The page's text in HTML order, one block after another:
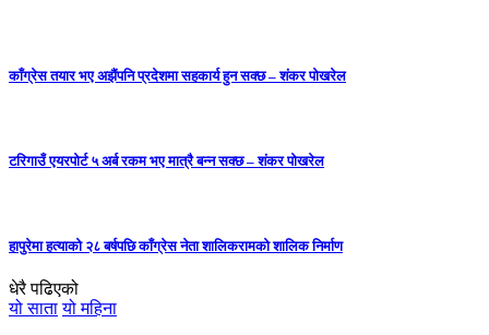
काँग्रेस तयार भए अझैंपनि प्रदेशमा सहकार्य हुन सक्छ – शंकर पोखरेल
टरिगाउँ एयरपोर्ट ५ अर्ब रकम भए मात्रै बन्न सक्छ – शंकर पोखरेल
हापुरेमा हत्याको २८ बर्षपछि काँग्रेस नेता शालिकरामको शालिक निर्माण
धेरै पढिएको
यो साता यो महिना